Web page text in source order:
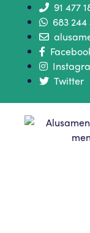
91 477
683 244
Twitter